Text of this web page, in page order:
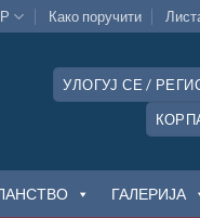
Како поручити
УЛОГУЈ СЕ /
ГАЛЕРИЈА